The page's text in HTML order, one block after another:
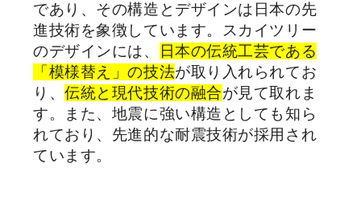
であり、その構造とデザインは日本の先
進技術を象徴しています。スカイツリー
のデザインには、
日本の伝統工芸である
「模様替え」の技法が取り入れられてお
り、伝統と現代技術の融合が見て取れま
す。また、地震に強い構造としても知ら
れており、先進的な耐震技術が採用され
ています。